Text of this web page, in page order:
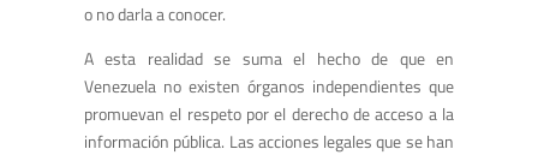
o no darla a conocer.
A esta realidad se suma el hecho de que en
Venezuela no existen órganos independientes que
promuevan el respeto por el derecho de acceso a la
información pública. Las acciones legales que se han